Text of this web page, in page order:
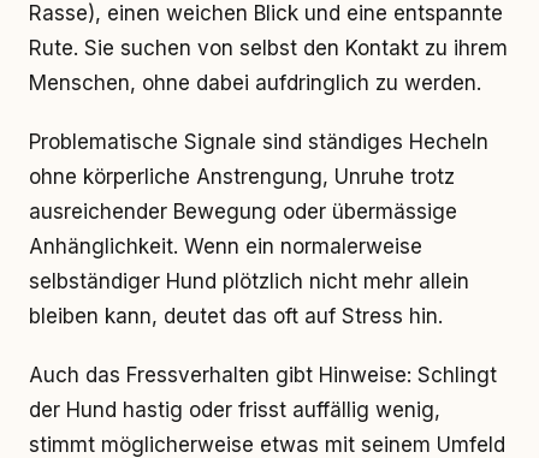
Rasse), einen weichen Blick und eine entspannte
Rute. Sie suchen von selbst den Kontakt zu ihrem
Menschen, ohne dabei aufdringlich zu werden.
Problematische Signale sind ständiges Hecheln
ohne körperliche Anstrengung, Unruhe trotz
ausreichender Bewegung oder übermässige
Anhänglichkeit. Wenn ein normalerweise
selbständiger Hund plötzlich nicht mehr allein
bleiben kann, deutet das oft auf Stress hin.
Auch das Fressverhalten gibt Hinweise: Schlingt
der Hund hastig oder frisst auffällig wenig,
stimmt möglicherweise etwas mit seinem Umfeld